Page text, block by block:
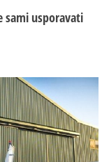
sami usporavati